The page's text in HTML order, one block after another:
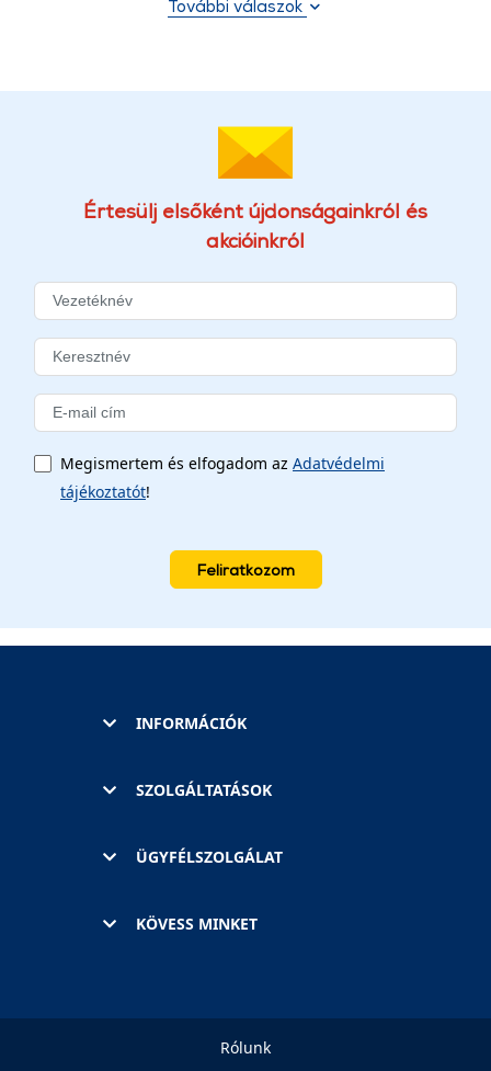
További válaszok
Értesülj elsőként újdonságainkról és
akcióinkról
Megismertem és elfogadom az Adatvédelmi
tájékoztatót!
Feliratkozom
INFORMÁCIÓK
SZOLGÁLTATÁSOK
ÜGYFÉLSZOLGÁLAT
KÖVESS MINKET
Rólunk